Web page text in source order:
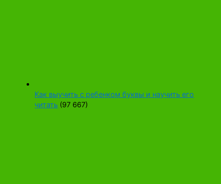
Как выучить с ребенком буквы и научить его
читать (97 667)